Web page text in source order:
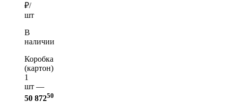
₽/
шт
В
наличии
Коробка
(картон)
1
шт —
50 87250